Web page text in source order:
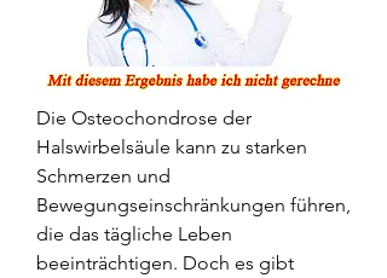
Die Osteochondrose der
Halswirbelsäule kann zu starken
Schmerzen und
Bewegungseinschränkungen führen,
die das tägliche Leben
beeinträchtigen. Doch es gibt